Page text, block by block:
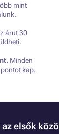
mint
árut 30
Minden
kap.
az elsők